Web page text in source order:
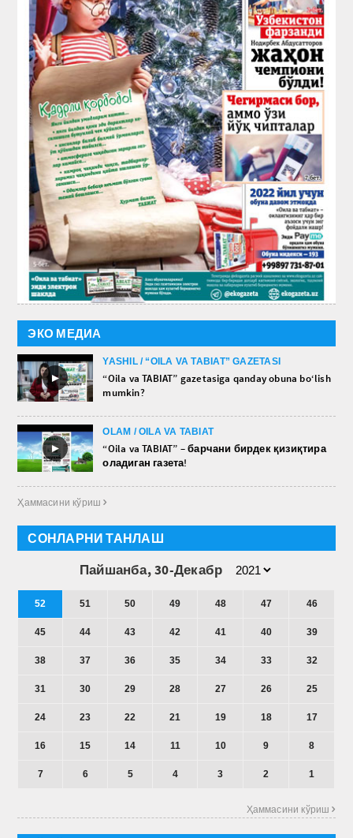
ЭКО МЕДИА
►
YASHIL / “OILA VA TABIAT” GAZETASI
“Oila va TABIAT” gazetasiga qanday obuna bo‘lish
mumkin?
►
OLAM / OILA VA TABIAT
“Oila va TABIAT” – барчани бирдек қизиқтира
оладиган газета!
Ҳаммасини кўриш 
СОНЛАРНИ ТАНЛАШ
Пайшанба, 30-Декабр
52 51 50 49 48 47 46
45 44 43 42 41 40 39
38 37 36 35 34 33 32
31 30 29 28 27 26 25
24 23 22 21 19 18 17
16 15 14 11 10 9 8
7 6 5 4 3 2 1
Ҳаммасини кўриш 